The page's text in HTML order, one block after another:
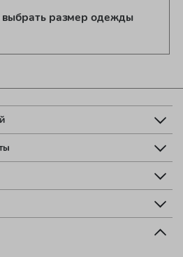
размер одежды